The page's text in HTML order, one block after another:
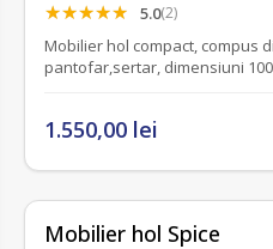
5.0(2)
Mobilier hol compact, compus
pantofar,sertar, dimensiuni 100
1.550,00 lei
Mobilier hol Spice